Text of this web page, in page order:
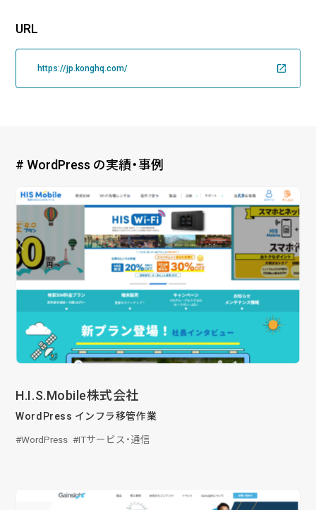
URL
https://jp.konghq.com/
# WordPress の実績・事例
H.I.S.Mobile株式会社
WordPress インフラ移管作業
WordPress ITサービス・通信